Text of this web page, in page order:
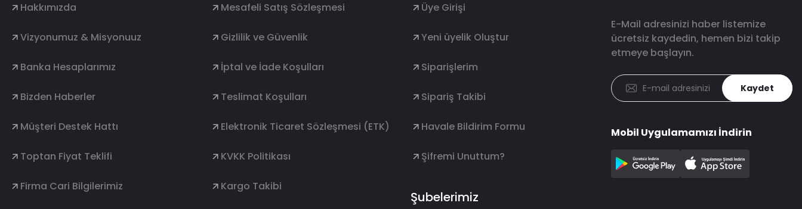
Hakkımızda
Vizyonumuz & Misyonuuz
Banka Hesaplarımız
Bizden Haberler
Müşteri Destek Hattı
Toptan Fiyat Teklifi
Firma Cari Bilgilerimiz
Mesafeli Satış Sözleşmesi
Gizlilik ve Güvenlik
İptal ve İade Koşulları
Teslimat Koşulları
Elektronik Ticaret Sözleşmesi (ETK)
KVKK Politikası
Kargo Takibi
Üye Girişi
Yeni üyelik Oluştur
Siparişlerim
Sipariş Takibi
Havale Bildirim Formu
Şifremi Unuttum?
Şubelerimiz
E-Mail adresinizi haber listemize
ücretsiz kaydedin, hemen bizi takip
etmeye başlayın.
Kaydet
Mobil Uygulamamızı İndirin